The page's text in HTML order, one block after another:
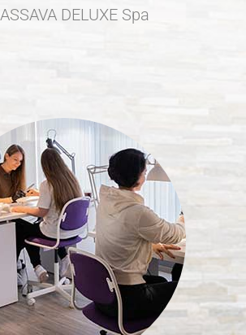
DELUXE Spa
Es folgt eine leichte Fußmassage und
werden Ihre Fußnägel lackiert.